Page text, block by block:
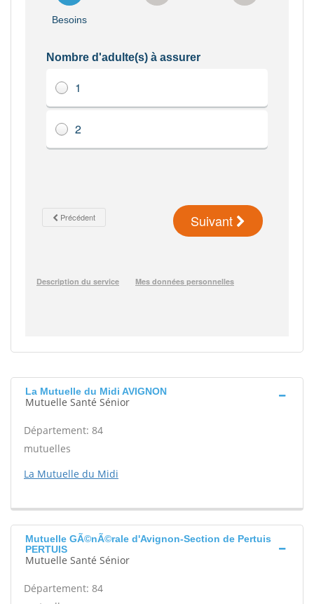
La Mutuelle du Midi AVIGNON
Mutuelle Santé Sénior
Département: 84
mutuelles
La Mutuelle du Midi
Mutuelle GÃ©nÃ©rale d'Avignon-Section de Pertuis
PERTUIS
Mutuelle Santé Sénior
Département: 84